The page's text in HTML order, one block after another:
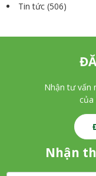
Tin tức(506)
Nhận tư vấn
của
Nhận